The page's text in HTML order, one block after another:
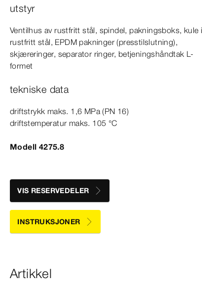
utstyr
Ventilhus av rustfritt stål, spindel, pakningsboks, kule i
rustfritt stål, EPDM pakninger (presstilslutning),
skjæreringer, separator ringer, betjeningshåndtak L-​
formet
tekniske data
driftstrykk maks. 1,6 MPa (PN 16)
driftstemperatur maks. 105 °C
Modell 4275.8
VIS RESERVEDELER
INSTRUKSJONER
Artikkel